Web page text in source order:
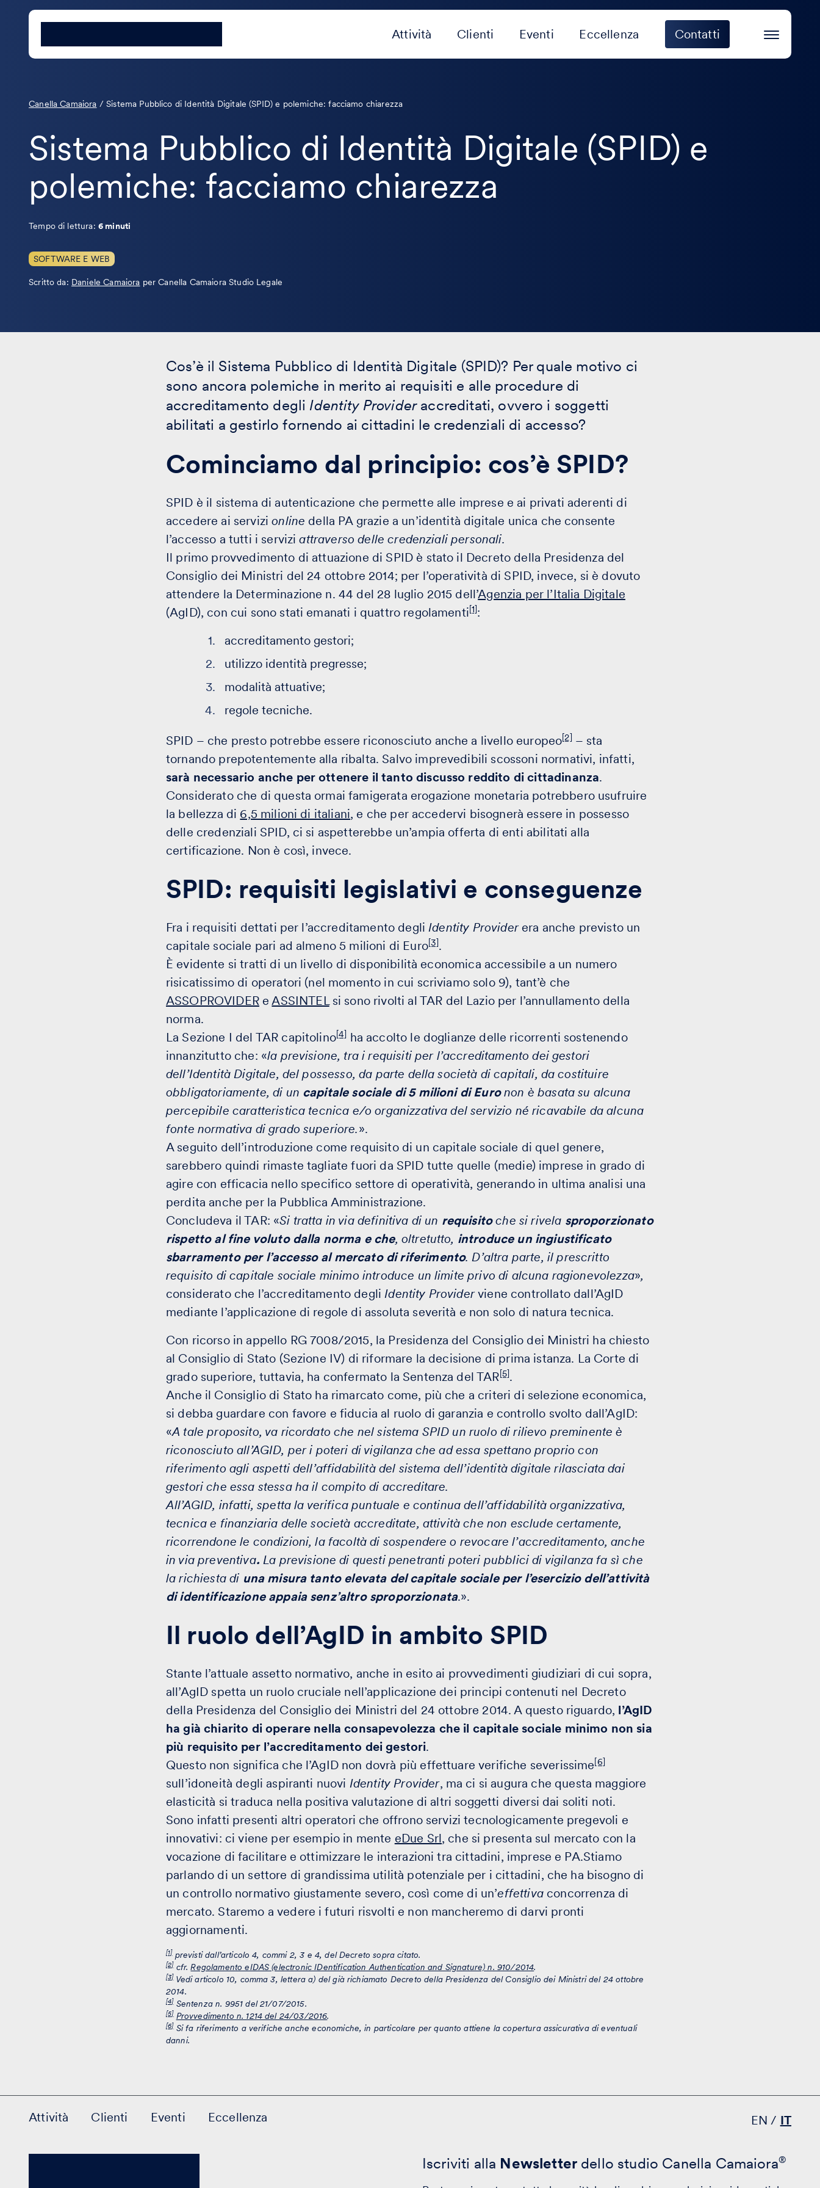
Attività Clienti Eventi Eccellenza Contatti
Canella Camaiora /Sistema Pubblico di Identità Digitale (SPID) e polemiche: facciamo chiarezza
Sistema Pubblico di Identità Digitale (SPID) e
polemiche: facciamo chiarezza
Tempo di lettura: 6 minuti
SOFTWARE E WEB
Scritto da: Daniele CamaioraLeggi
per Canella Camaiora Studio Legale
Cos’è il Sistema Pubblico di Identità Digitale (SPID)? Per quale motivo ci
sono ancora polemiche in merito ai requisiti e alle procedure di
accreditamento degli Identity Provideraccreditati, ovvero i soggetti
abilitati a gestirlo fornendo ai cittadini le credenziali di accesso?
Cominciamo dal principio: cos’è SPID?
SPID è il sistema di autenticazione che permette alle imprese e ai privati aderenti di
accedere ai servizionline della PA grazie a un’identità digitale unica che consente
l’accesso a tutti i serviziattraverso delle credenziali personali.
Il primo provvedimento di attuazione di SPID è stato il Decreto della Presidenza del
Consiglio dei Ministri del 24 ottobre 2014; per l’operatività di SPID, invece, si è dovuto
attendere la Determinazione n. 44 del 28 luglio 2015 dell’Agenzia per l’Italia Digitale
(AgID), con cui sono stati emanati i quattro regolamenti[1]:
accreditamento gestori;
utilizzo identità pregresse;
modalità attuative;
regole tecniche.
SPID – che presto potrebbe essere riconosciuto anche a livello europeo[2] – sta
tornando prepotentemente alla ribalta. Salvo imprevedibili scossoni normativi, infatti,
sarà necessario anche per ottenere il tanto discusso reddito di cittadinanza.
Considerato che di questa ormai famigerata erogazione monetaria potrebbero usufruire
la bellezza di 6,5 milioni di italiani, e che per accedervi bisognerà essere in possesso
delle credenziali SPID, ci si aspetterebbe un’ampia offerta di enti abilitati alla
certificazione. Non è così, invece.
SPID: requisiti legislativi e conseguenze
Fra i requisiti dettati per l’accreditamento degliIdentity Providerera anche previsto un
capitale sociale pari ad almeno 5 milioni di Euro[3].
È evidente si tratti di un livello di disponibilità economica accessibile a un numero
risicatissimo di operatori (nel momento in cui scriviamo solo 9), tant’è che
ASSOPROVIDEReASSINTELsi sono rivolti al TAR del Lazio per l’annullamento della
norma.
La Sezione I del TAR capitolino[4] ha accolto le doglianze delle ricorrenti sostenendo
innanzitutto che: «la previsione, tra i requisiti per l’accreditamento dei gestori
dell’Identità Digitale, del possesso, da parte della società di capitali, da costituire
obbligatoriamente, di un capitale sociale di 5 milioni di Euronon è basata su alcuna
percepibile caratteristica tecnica e/o organizzativa del servizio né ricavabile da alcuna
fonte normativa di grado superiore.».
A seguito dell’introduzione come requisito di un capitale sociale di quel genere,
sarebbero quindi rimaste tagliate fuori da SPID tutte quelle (medie) imprese in grado di
agire con efficacia nello specifico settore di operatività, generando in ultima analisi una
perdita anche per la Pubblica Amministrazione.
Concludeva il TAR: «Si tratta in via definitiva di un requisitoche si rivela sproporzionato
rispetto al fine voluto dalla norma e che, oltretutto, introduce un ingiustificato
sbarramento per l’accesso al mercato di riferimento. D’altra parte, il prescritto
requisito di capitale sociale minimo introduce un limite privo di alcuna ragionevolezza»,
considerato che l’accreditamento degliIdentity Providerviene controllato dall’AgID
mediante l’applicazione di regole di assoluta severità e non solo di natura tecnica.
Con ricorso in appello RG 7008/2015, la Presidenza del Consiglio dei Ministri ha chiesto
al Consiglio di Stato (Sezione IV) di riformare la decisione di prima istanza. La Corte di
grado superiore, tuttavia, ha confermato la Sentenza del TAR[5].
Anche il Consiglio di Stato ha rimarcato come, più che a criteri di selezione economica,
si debba guardare con favore e fiducia al ruolo di garanzia e controllo svolto dall’AgID:
«A tale proposito, va ricordato che nel sistema SPID un ruolo di rilievo preminente è
riconosciuto all’AGID, per i poteri di vigilanza che ad essa spettano proprio con
riferimento agli aspetti dell’affidabilità del sistema dell’identità digitale rilasciata dai
gestori che essa stessa ha il compito di accreditare.
All’AGID, infatti, spetta la verifica puntuale e continua dell’affidabilità organizzativa,
tecnica e finanziaria delle società accreditate, attività che non esclude certamente,
ricorrendone le condizioni, la facoltà di sospendere o revocare l’accreditamento, anche
in via preventiva.La previsione di questi penetranti poteri pubblici di vigilanza fa sì che
la richiesta di una misura tanto elevata del capitale sociale per l’esercizio dell’attività
di identificazione appaia senz’altro sproporzionata.».
Il ruolo dell’AgID in ambito SPID
Stante l’attuale assetto normativo, anche in esito ai provvedimenti giudiziari di cui sopra,
all’AgID spetta un ruolo cruciale nell’applicazione dei principi contenuti nel Decreto
della Presidenza del Consiglio dei Ministri del 24 ottobre 2014. A questo riguardo, l’AgID
ha già chiarito di operare nella consapevolezza che il capitale sociale minimo non sia
più requisito per l’accreditamento dei gestori.
Questo non significa che l’AgID non dovrà più effettuare verifiche severissime[6]
sull’idoneità degli aspiranti nuovi Identity Provider, ma ci si augura che questa maggiore
elasticità si traduca nella positiva valutazione di altri soggetti diversi dai soliti noti.
Sono infatti presenti altri operatori che offrono servizi tecnologicamente pregevoli e
innovativi: ci viene per esempio in mente eDue Srl, che si presenta sul mercato con la
vocazione di facilitare e ottimizzare le interazioni tra cittadini, imprese e PA.Stiamo
parlando di un settore di grandissima utilità potenziale per i cittadini, che ha bisogno di
un controllo normativo giustamente severo, così come di un’effettiva concorrenza di
mercato. Staremo a vedere i futuri risvolti e non mancheremo di darvi pronti
aggiornamenti.
[1]previsti dall’articolo 4, commi 2, 3 e 4, del Decreto sopra citato.
[2]cfr.Regolamento eIDAS (electronic IDentification Authentication and Signature) n. 910/2014.
[3]Vedi articolo 10, comma 3, lettera a) del già richiamato Decreto della Presidenza del Consiglio dei Ministri del 24 ottobre
2014.
[4]Sentenza n. 9951 del 21/07/2015.
[5] Provvedimento n. 1214 del 24/03/2016.
[6]Si fa riferimento a verifiche anche economiche, in particolare per quanto attiene la copertura assicurativa di eventuali
danni.
Attività Clienti Eventi Eccellenza IT
EN
Iscriviti alla Newsletter dello studio Canella Camaiora®